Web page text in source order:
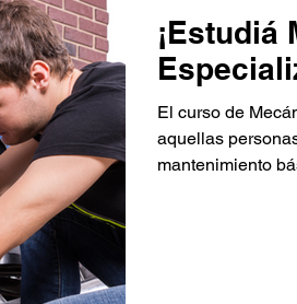
¡Estudiá
El curso de
aquellas
mantenimiento